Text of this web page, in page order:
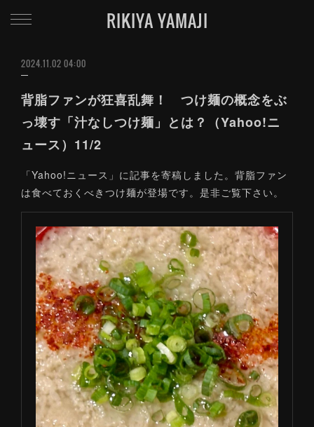
RIKIYA YAMAJI
2024.11.02 04:00
背脂ファンが狂喜乱舞！ つけ麺の概念をぶ
っ壊す「汁なしつけ麺」とは？（Yahoo!ニ
ュース）11/2
「Yahoo!ニュース」に記事を寄稿しました。背脂ファン
は食べておくべきつけ麺が登場です。是非ご覧下さい。